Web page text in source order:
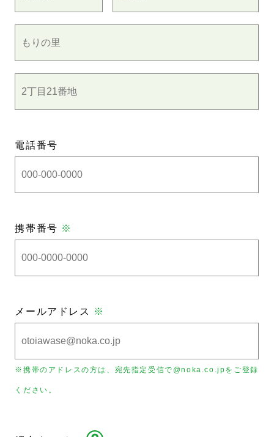
電話番号
携帯番号 ※
メールアドレス ※
※携帯のアドレスの方は、宛先指定受信で@noka.co.jpをご登録
ください。